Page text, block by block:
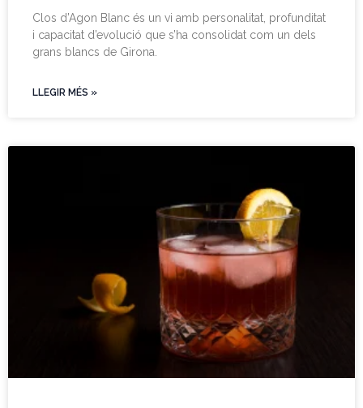
Clos d’Agon Blanc és un vi amb personalitat, profunditat
i capacitat d’evolució que s’ha consolidat com un dels
grans blancs de Girona.
LLEGIR MÉS »